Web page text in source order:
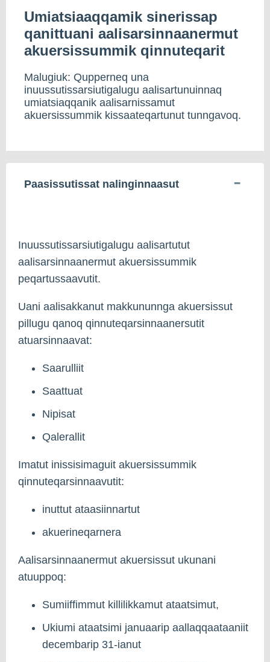
Umiatsiaaqqamik sinerissap
qanittuani aalisarsinnaanermut
akuersissummik qinnuteqarit
Malugiuk: Qupperneq una
inuussutissarsiutigalugu aalisartunuinnaq
umiatsiaqqanik aalisarnissamut
akuersissummik kissaateqartunut tunngavoq.
Paasissutissat nalinginnaasut
Inuussutissarsiutigalugu aalisartutut
aalisarsinnaanermut akuersissummik
peqartussaavutit.
Uani aalisakkanut makkununnga akuersissut
pillugu qanoq qinnuteqarsinnaanersutit
atuarsinnaavat:
Saarulliit
Saattuat
Nipisat
Qalerallit
Imatut inissisimaguit akuersissummik
qinnuteqarsinnaavutit:
inuttut ataasiinnartut
akuerineqarnera
Aalisarsinnaanermut akuersissut ukunani
atuuppoq:
Sumiiffimmut killilikkamut ataatsimut,
Ukiumi ataatsimi januaarip aallaqqaataaniit
decembarip 31-ianut